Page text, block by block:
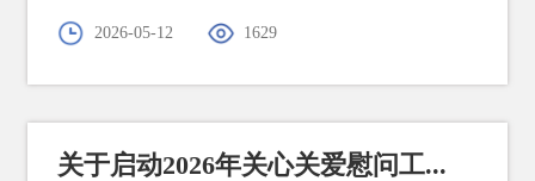
2026-05-12 1629
关于启动2026年关心关爱慰问工...